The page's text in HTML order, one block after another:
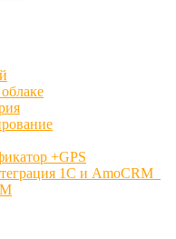
+GPS
1С и AmoCRM